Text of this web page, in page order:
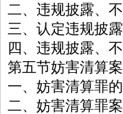
二、违规披露、
三、认定违规披
四、违规披露、
第五节妨害清算案
一、妨害清算罪
二、妨害清算罪